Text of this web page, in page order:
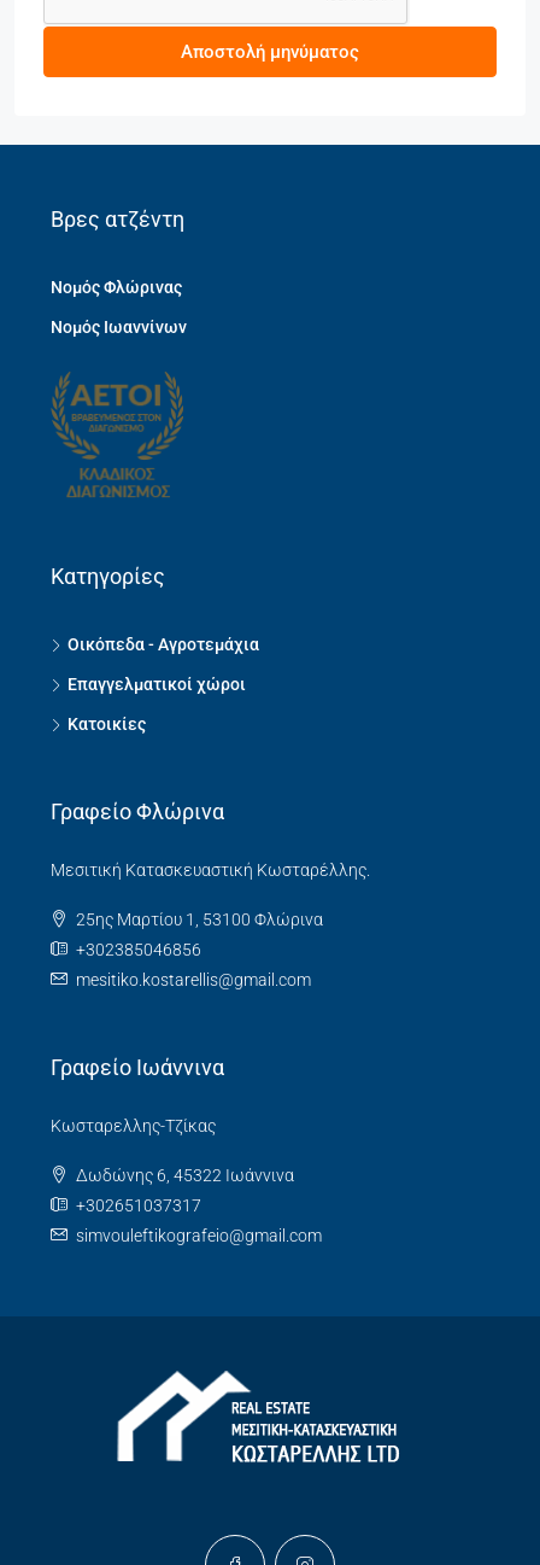
Αποστολή μηνύματος
Βρες ατζέντη
Νομός Φλώρινας
Νομός Ιωαννίνων
Κατηγορίες
Οικόπεδα - Αγροτεμάχια
Επαγγελματικοί χώροι
Κατοικίες
Γραφείο Φλώρινα
Μεσιτική Κατασκευαστική Κωσταρέλλης.
25ης Μαρτίου 1, 53100 Φλώρινα
+302385046856
mesitiko.kostarellis@gmail.com
Γραφείο Ιωάννινα
Κωσταρελλης-Τζίκας
Δωδώνης 6, 45322 Ιωάννινα
+302651037317
simvouleftikografeio@gmail.com